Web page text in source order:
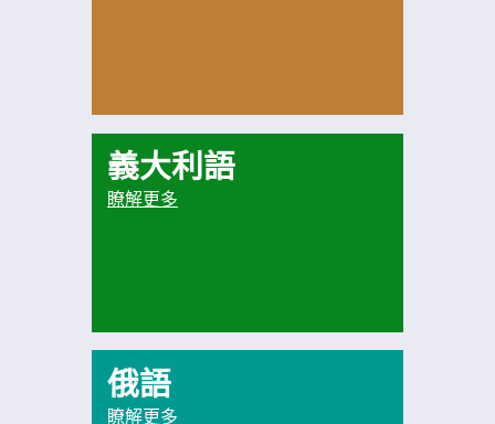
義大利語
瞭解更多
俄語
瞭解更多